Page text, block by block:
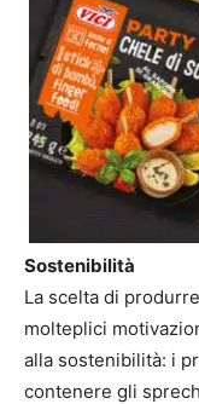
Sostenibilità
La scelta di
molteplici
alla sostenibilità: i
contenere gli